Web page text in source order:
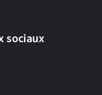
sociaux